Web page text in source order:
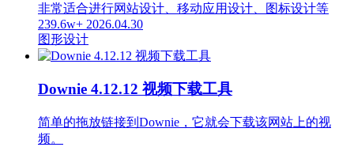
非常适合进行网站设计、移动应用设计、图标设计等
239.6w+ 2026.04.30
图形设计
Downie 4.12.12 视频下载工具
简单的拖放链接到Downie，它就会下载该网站上的视
频。